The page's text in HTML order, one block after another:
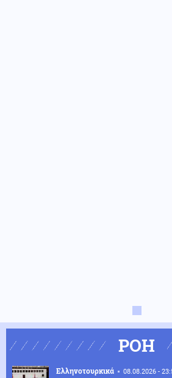
ΡΟΗ
Ελληνοτουρκικά 08.08.2026 -